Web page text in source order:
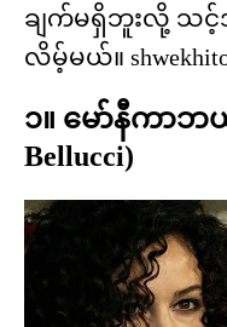
ချက်မရှိဘူးလို့ သင့်
လိမ့်မယ်။
၁။ မော်နီကာဘ
Bellucci)